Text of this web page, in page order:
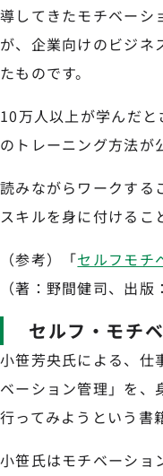
導してきたモチベーシ
が、企業向けのビジネ
たものです。
10万人以上が学んだ
のトレーニング方法が
読みながらワークする
スキルを身に付けるこ
（参考）「セルフモチ
（著：野間健司、出版
セルフ・モチ
小笹芳央氏による、仕
ベーション管理」を、
行ってみようという書
小笹氏はモチベーショ